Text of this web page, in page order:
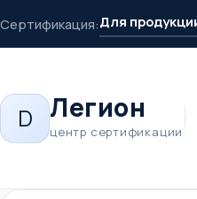
Сертификация:Для
D Легион
центр сертификации